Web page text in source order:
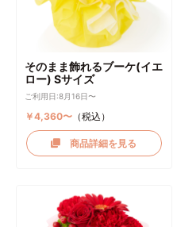
そのまま飾れるブーケ(イエ
ロー) Sサイズ
ご利用日:8月16日〜
￥4,360〜（税込）
商品詳細を見る